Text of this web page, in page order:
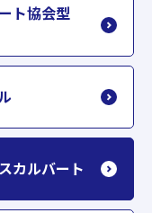
ト協会型
カルバート